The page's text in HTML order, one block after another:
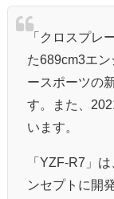
「クロスプレ
た689cm3エ
ースポーツの
す。また、
います。
「YZF-R7」
ンセプトに開